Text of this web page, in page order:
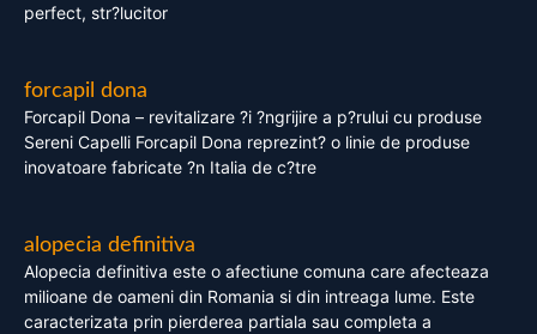
perfect, str?lucitor
forcapil dona
Forcapil Dona – revitalizare ?i ?ngrijire a p?rului cu produse
Sereni Capelli Forcapil Dona reprezint? o linie de produse
inovatoare fabricate ?n Italia de c?tre
alopecia definitiva
Alopecia definitiva este o afectiune comuna care afecteaza
milioane de oameni din Romania si din intreaga lume. Este
caracterizata prin pierderea partiala sau completa a